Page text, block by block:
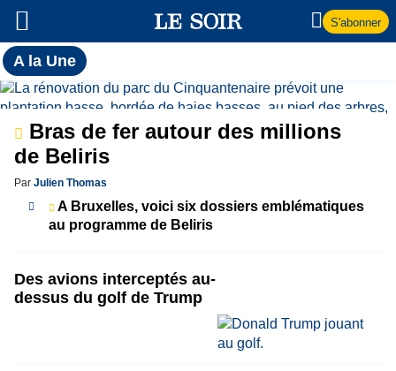
S'abonner
A la UneToutes
l'actualité
du Soir
A
la
Une
Bras de fer autour des millions
de Beliris
Par Julien Thomas
A Bruxelles, voici six dossiers emblématiques
au programme de Beliris
Des avions interceptés au-
dessus du golf de Trump